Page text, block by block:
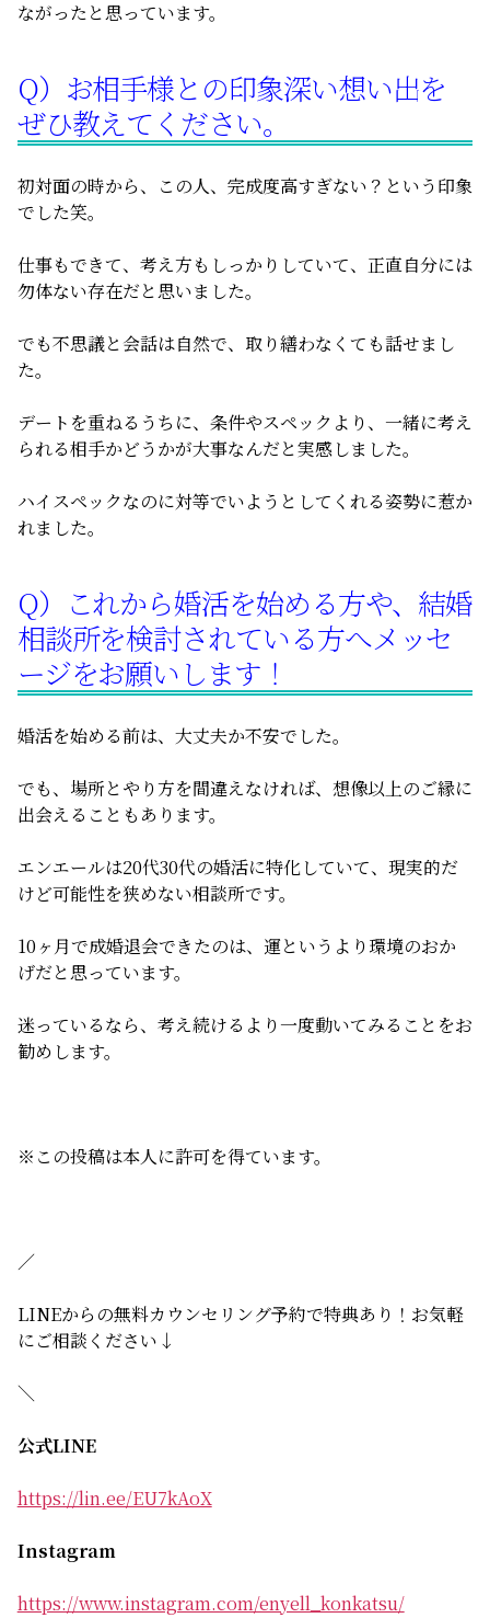
ながったと思っています。
Q）お相手様との印象深い想い出を
ぜひ教えてください。
初対面の時から、この人、完成度高すぎない？という印象
でした笑。
仕事もできて、考え方もしっかりしていて、正直自分には
勿体ない存在だと思いました。
でも不思議と会話は自然で、取り繕わなくても話せまし
た。
デートを重ねるうちに、条件やスペックより、一緒に考え
られる相手かどうかが大事なんだと実感しました。
ハイスペックなのに対等でいようとしてくれる姿勢に惹か
れました。
Q）これから婚活を始める方や、結婚
相談所を検討されている方へメッセ
ージをお願いします！
婚活を始める前は、大丈夫か不安でした。
でも、場所とやり方を間違えなければ、想像以上のご縁に
出会えることもあります。
エンエールは20代30代の婚活に特化していて、現実的だ
けど可能性を狭めない相談所です。
10ヶ月で成婚退会できたのは、運というより環境のおか
げだと思っています。
迷っているなら、考え続けるより一度動いてみることをお
勧めします。
※この投稿は本人に許可を得ています。
／
LINEからの無料カウンセリング予約で特典あり！お気軽
にご相談ください↓
＼
公式LINE
https://lin.ee/EU7kAoX
Instagram
https://www.instagram.com/enyell_konkatsu/